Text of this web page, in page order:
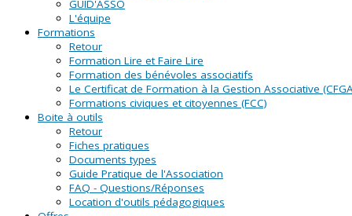
GUID'ASSO
L'équipe
Formations
Retour
Formation Lire et Faire Lire
Formation des bénévoles associatifs
Le Certificat de Formation à la Gestion Associative
Formations civiques et citoyennes (FCC)
Boite à outils
Retour
Fiches pratiques
Documents types
Guide Pratique de l'Association
FAQ - Questions/Réponses
Location d'outils pédagogiques